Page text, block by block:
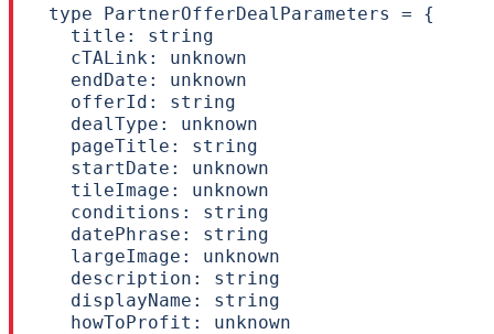
type PartnerOfferDealParameters = {
  title: string
  cTALink: unknown
  endDate: unknown
  offerId: string
  dealType: unknown
  pageTitle: string
  startDate: unknown
  tileImage: unknown
  conditions: string
  datePhrase: string
  largeImage: unknown
  description: string
  displayName: string
  howToProfit: unknown